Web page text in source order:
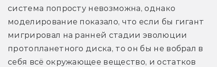
система попросту невозможна, однако
моделирование показало, что если бы гигант
мигрировал на ранней стадии эволюции
протопланетного диска, то он бы не вобрал в
себя всё окружающее вещество, и остатков